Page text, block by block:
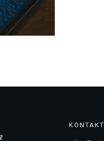
KONTAKT